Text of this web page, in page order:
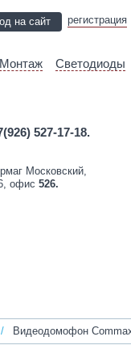
на сайт регистрация
Монтаж Светодиоды
527-17-18.
Московский,
офис 526.
/ Видеодомофон